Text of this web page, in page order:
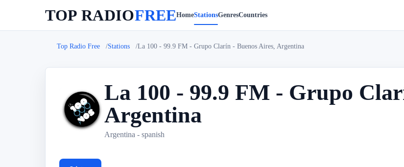
TOP RADIOFREEHomeStationsGenresCountries
Top Radio Free Stations La 100 - 99.9 FM - Grupo Clarín - Buenos Aires, Argentina
L
La 100 - 99.9 FM - Grupo
Argentina
Argentina - spanish